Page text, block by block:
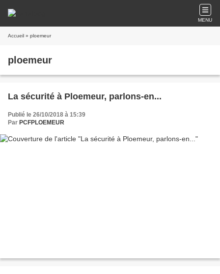
MENU
Accueil » ploemeur
ploemeur
La sécurité à Ploemeur, parlons-en...
Publié le 26/10/2018 à 15:39
Par PCFPLOEMEUR